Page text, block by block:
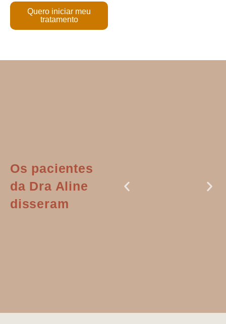
Quero iniciar meu
tratamento
Os pacientes
da Dra Aline
disseram